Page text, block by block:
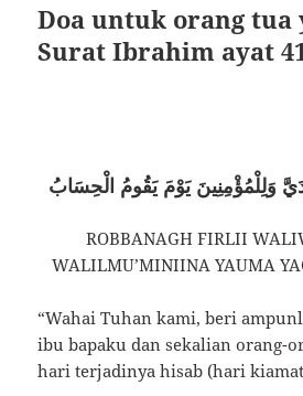
Doa untuk orang tua
Surat Ibrahim ayat
وَلِلْمُؤْمِنِينَ يَوْمَ يَقُومُ الْحِسَابُ
ROBBANAGH FIRLII
WALILMU’MINIINA YAUMA
“Wahai Tuhan kami, beri
ibu bapaku dan sekalian orang-
hari terjadinya hisab (hari